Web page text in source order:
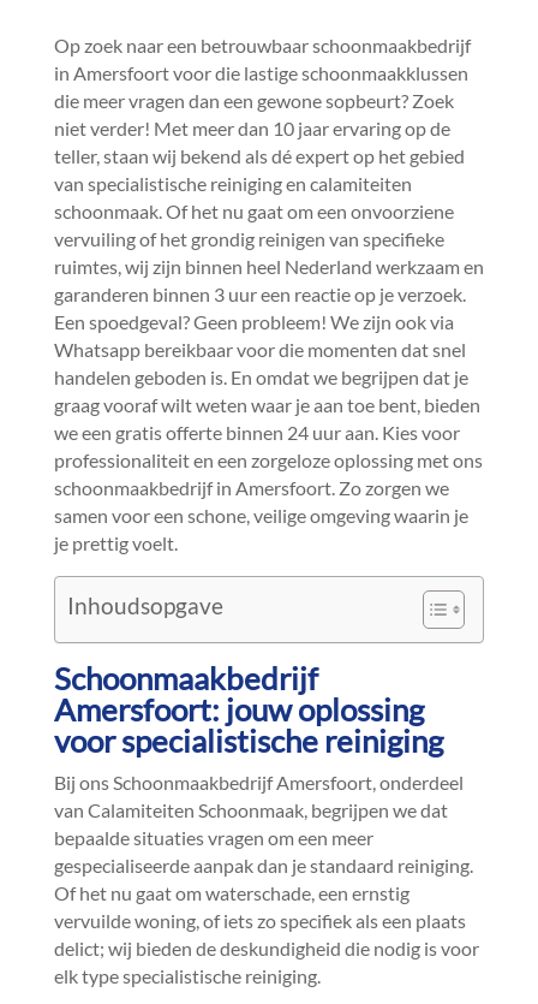
Op zoek naar een betrouwbaar schoonmaakbedrijf
in Amersfoort voor die lastige schoonmaakklussen
die meer vragen dan een gewone sopbeurt? Zoek
niet verder! Met meer dan 10 jaar ervaring op de
teller, staan wij bekend als dé expert op het gebied
van specialistische reiniging en calamiteiten
schoonmaak.​ Of het nu gaat om een onvoorziene
vervuiling of het grondig reinigen van specifieke
ruimtes, wij zijn binnen heel Nederland werkzaam en
garanderen binnen 3 uur een reactie op je verzoek.​
Een spoedgeval? Geen probleem! We zijn ook via
Whatsapp bereikbaar voor die momenten dat snel
handelen geboden is.​ En omdat we begrijpen dat je
graag vooraf wilt weten waar je aan toe bent, bieden
we een gratis offerte binnen 24 uur aan.​ Kies voor
professionaliteit en een zorgeloze oplossing met ons
schoonmaakbedrijf in Amersfoort.​ Zo zorgen we
samen voor een schone, veilige omgeving waarin je
je prettig voelt.​
Inhoudsopgave
Schoonmaakbedrijf
Amersfoort: jouw oplossing
voor specialistische reiniging
Bij ons Schoonmaakbedrijf Amersfoort, onderdeel
van Calamiteiten Schoonmaak, begrijpen we dat
bepaalde situaties vragen om een meer
gespecialiseerde aanpak dan je standaard reiniging.​
Of het nu gaat om waterschade, een ernstig
vervuilde woning, of iets zo specifiek als een plaats
delict; wij bieden de deskundigheid die nodig is voor
elk type specialistische reiniging.​